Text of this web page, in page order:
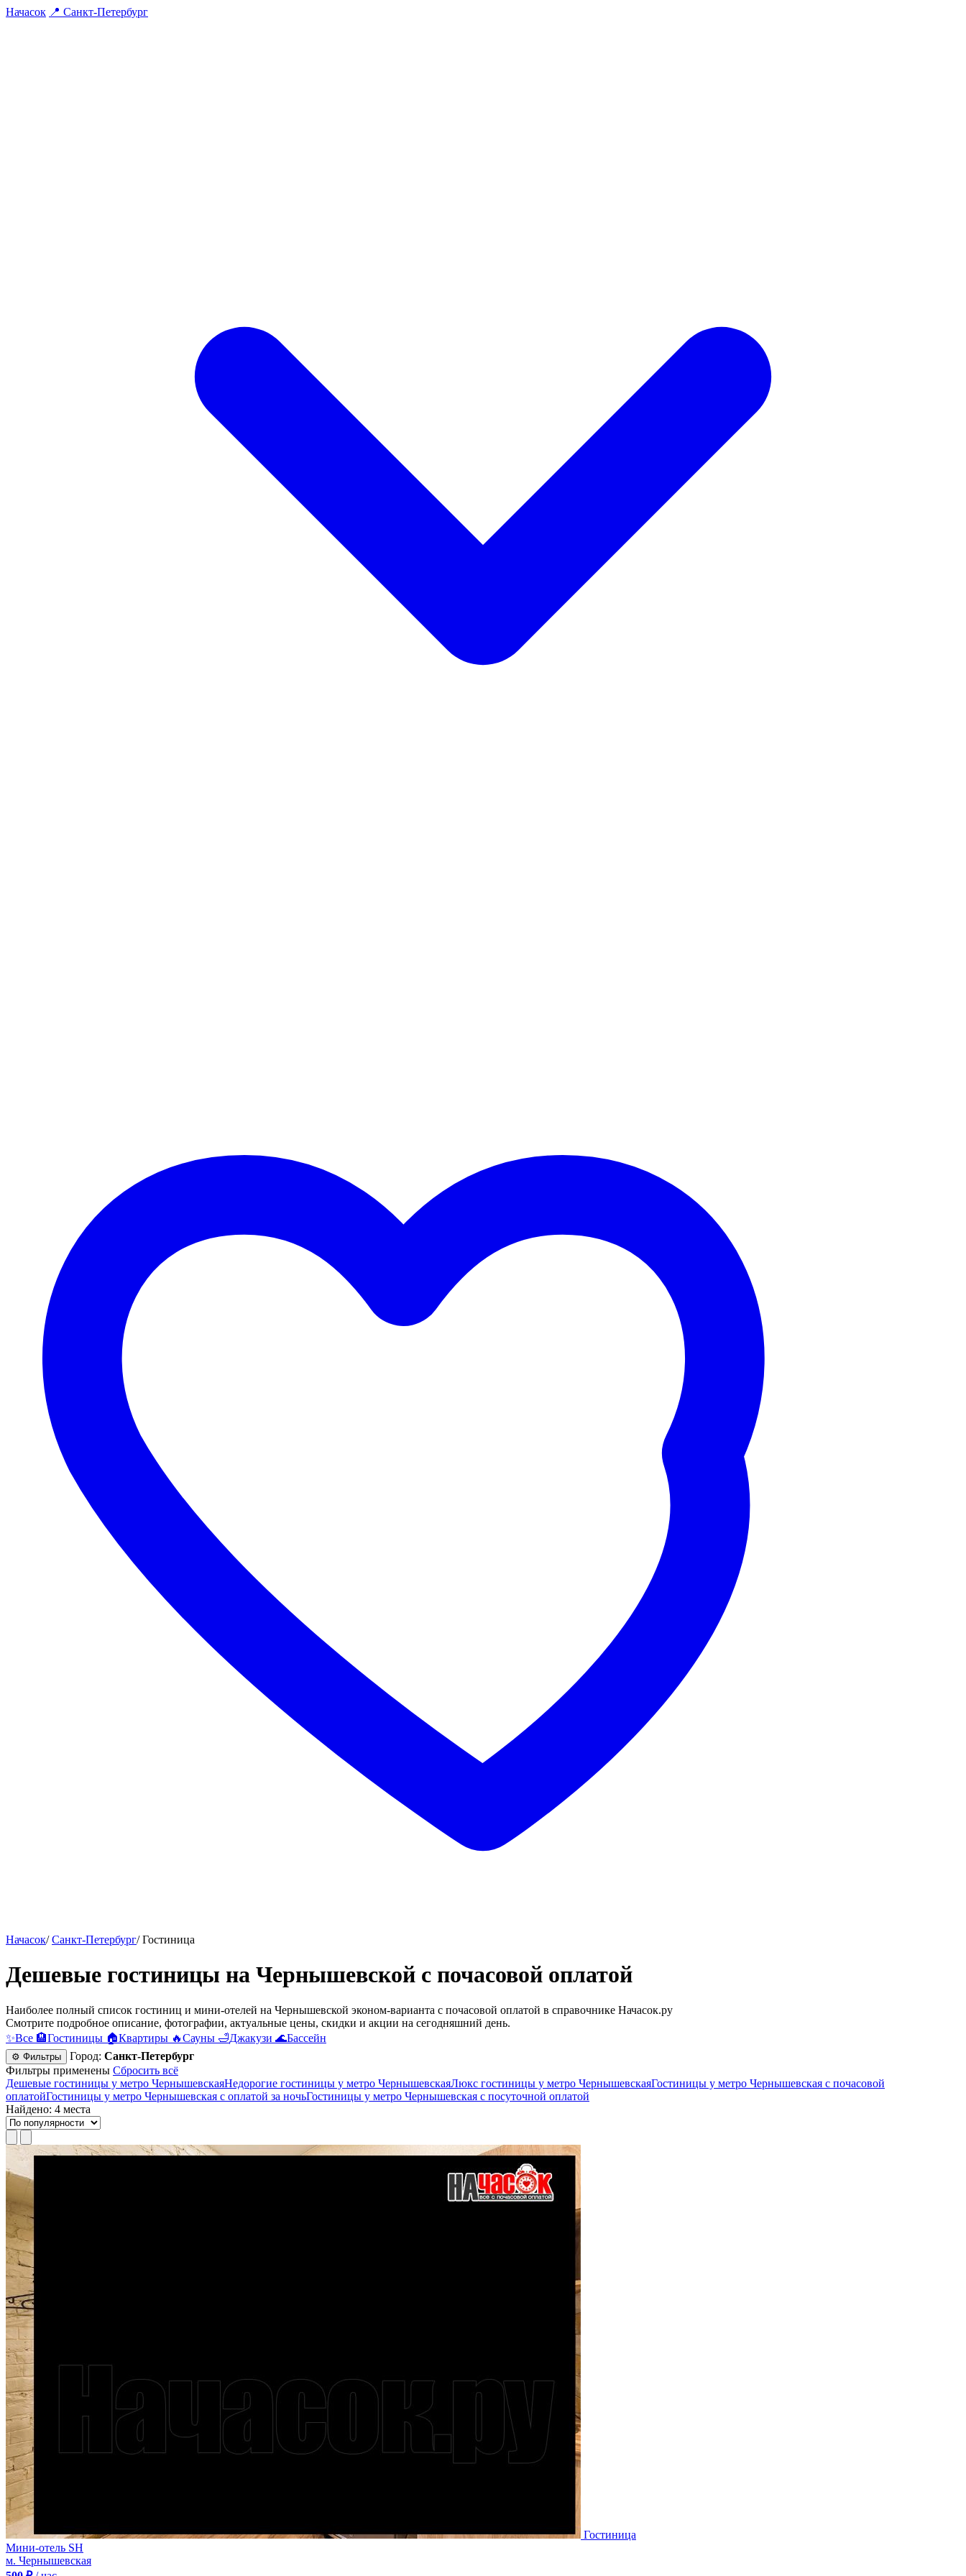
Начасок 📍 Санкт-Петербург
Начасок/ Санкт-Петербург/ Гостиница
Дешевые гостиницы на Чернышевской c почасовой оплатой
Наиболее полный список гостиниц и мини-отелей на Чернышевской эконом-варианта c почасовой оплатой в справочнике Начасок.ру
Смотрите подробное описание, фотографии, актуальные цены, скидки и акции на сегодняшний день.
✨Все 🏨Гостиницы 🏠Квартиры 🔥Сауны 🛁Джакузи 🌊Бассейн
⚙ Фильтры Город: Санкт-Петербург
Фильтры применены Сбросить всё
Дешевые гостиницы у метро ЧернышевскаяНедорогие гостиницы у метро ЧернышевскаяЛюкс гостиницы у метро ЧернышевскаяГостиницы у метро Чернышевская c почасовой
оплатойГостиницы у метро Чернышевская с оплатой за ночьГостиницы у метро Чернышевская c посуточной оплатой
Найдено: 4 места
Гостиница
Мини-отель SH
м. Чернышевская